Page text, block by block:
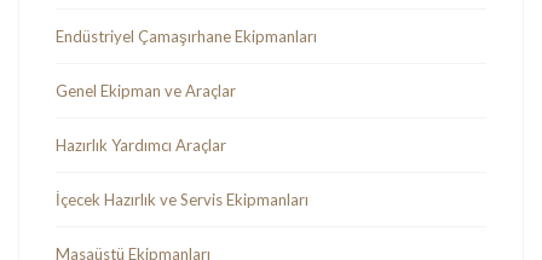
Endüstriyel Çamaşırhane Ekipmanları
Genel Ekipman ve Araçlar
Hazırlık Yardımcı Araçlar
İçecek Hazırlık ve Servis Ekipmanları
Masaüstü Ekipmanları